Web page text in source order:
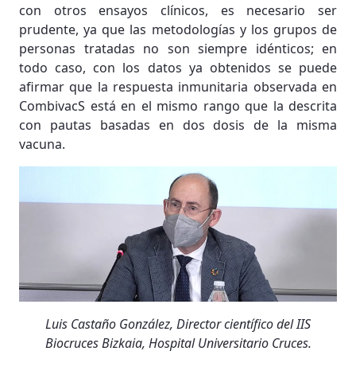
con otros ensayos clínicos, es necesario ser
prudente, ya que las metodologías y los grupos de
personas tratadas no son siempre idénticos; en
todo caso, con los datos ya obtenidos se puede
afirmar que la respuesta inmunitaria observada en
CombivacS está en el mismo rango que la descrita
con pautas basadas en dos dosis de la misma
vacuna.
Luis Castaño González, Director científico del IIS
Biocruces Bizkaia, Hospital Universitario Cruces.